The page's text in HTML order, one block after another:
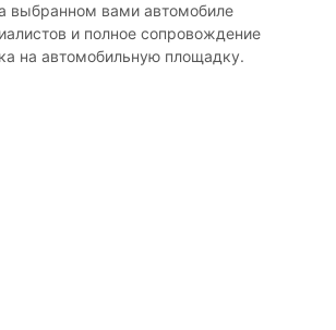
выбранном вами автомобиле
и полное сопровождение
на автомобильную площадку.